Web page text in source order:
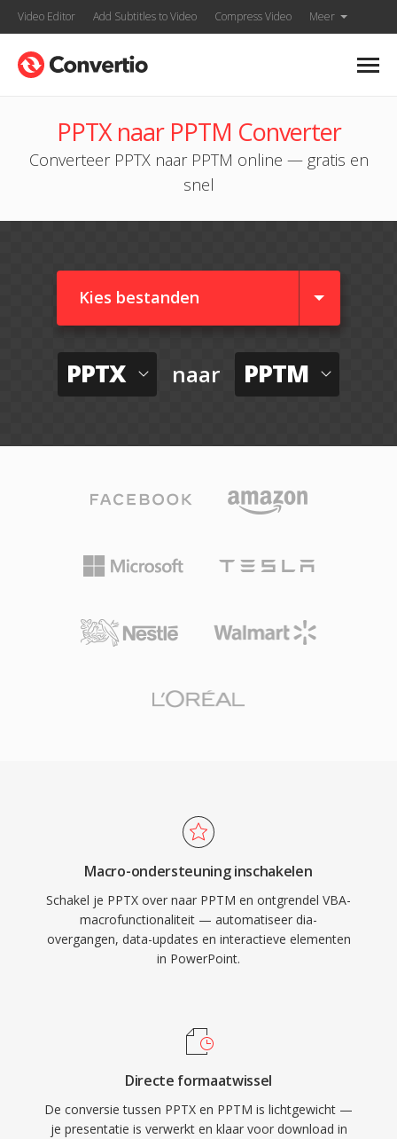
Video Editor Add Subtitles to Video Compress Video Meer
PPTX naar PPTM Converter
Converteer PPTX naar PPTM online — gratis en
snel
Kies bestanden
PPTX naar PPTM
Macro-ondersteuning inschakelen
Schakel je PPTX over naar PPTM en ontgrendel VBA-
macrofunctionaliteit — automatiseer dia-
overgangen, data-updates en interactieve elementen
in PowerPoint.
Directe formaatwissel
De conversie tussen PPTX en PPTM is lichtgewicht —
je presentatie is verwerkt en klaar voor download in